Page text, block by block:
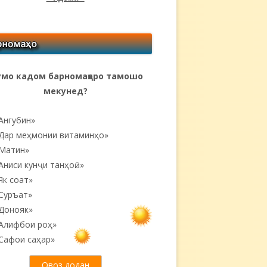
кадом барномаҳоро тамошо
мекунед?
меҳмонии витаминҳо»
кунҷи танҳоӣ...»
соат»
роҳ»
саҳар»